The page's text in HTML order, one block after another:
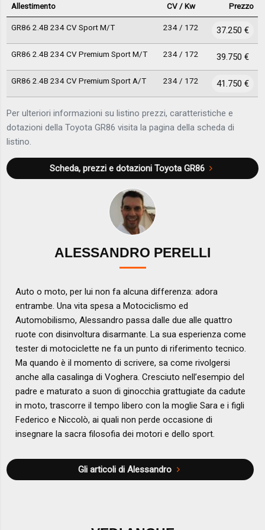
Allestimento CV / Kw Prezzo
GR86 2.4B 234 CV Sport M/T 234 / 172 37.250 €
GR86 2.4B 234 CV Premium Sport M/T 234 / 172 39.750 €
GR86 2.4B 234 CV Premium Sport A/T 234 / 172 41.750 €
Per ulteriori informazioni su listino prezzi, caratteristiche e
dotazioni della Toyota GR86 visita la pagina della scheda di
listino.
Scheda, prezzi e dotazioni Toyota GR86
ALESSANDRO PERELLI
Auto o moto, per lui non fa alcuna differenza: adora
entrambe. Una vita spesa a Motociclismo ed
Automobilismo, Alessandro passa dalle due alle quattro
ruote con disinvoltura disarmante. La sua esperienza come
tester di motociclette ne fa un punto di riferimento tecnico.
Ma quando è il momento di scrivere, sa come rivolgersi
anche alla casalinga di Voghera. Cresciuto nell’esempio del
padre e maturato a suon di ginocchia grattugiate da cadute
in moto, trascorre il tempo libero con la moglie Sara e i figli
Federico e Niccolò, ai quali non perde occasione di
insegnare la sacra filosofia dei motori e dello sport.
Gli articoli di Alessandro